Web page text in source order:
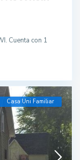
Cuenta con 1
Casa Uni Familiar